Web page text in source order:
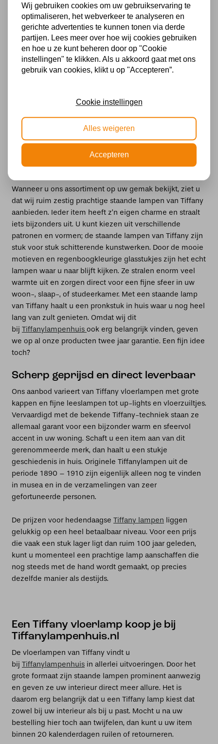
gemaakt en van zeer hoogstaand kwaliteit. Mocht u
naast een vloerlamp nog meer op het gebied van
verlichting willen aanschaffen, bekijk dan ook eens:
Tiffany hanglampen
Tiffany windlichten
Tiffany wandlampen
Groot assortiment aan Tiffany
Wanneer u ons assortiment op uw gemak bekijkt, ziet u
dat wij ruim zestig prachtige staande lampen van Tiffany
aanbieden. Ieder item heeft z’n eigen charme en straalt
iets bijzonders uit. U kunt kiezen uit verschillende
patronen en vormen; de staande lampen van Tiffany zijn
stuk voor stuk schitterende kunstwerken. Door de mooie
motieven en regenboogkleurige glasstukjes zijn het echt
lampen waar u naar blijft kijken. Ze stralen enorm veel
warmte uit en zorgen direct voor een fijne sfeer in uw
woon-, slaap-, of studeerkamer. Met een staande lamp
van Tiffany haalt u een pronkstuk in huis waar u nog heel
lang van zult genieten. Omdat wij dit
bij Tiffanylampenhuis ook erg belangrijk vinden, geven
we op al onze producten twee jaar garantie. Een fijn idee
toch?
Scherp geprijsd en direct leverbaar
Ons aanbod varieert van Tiffany vloerlampen met grote
kappen en fijne leeslampen tot up-lights en vloerzuiltjes.
Vervaardigd met de bekende Tiffany-techniek staan ze
allemaal garant voor een bijzonder warm en sfeervol
accent in uw woning. Schaft u een item aan van dit
gerenommeerde merk, dan haalt u een stukje
geschiedenis in huis. Originele Tiffanylampen uit de
periode 1890 – 1910 zijn eigenlijk alleen nog te vinden
in musea en in de verzamelingen van zeer
gefortuneerde personen.
De prijzen voor hedendaagse Tiffany lampen liggen
gelukkig op een heel betaalbaar niveau. Voor een prijs
die vaak een stuk lager ligt dan ruim 100 jaar geleden,
kunt u momenteel een prachtige lamp aanschaffen die
nog steeds met de hand wordt gemaakt, op precies
dezelfde manier als destijds.
Een Tiffany vloerlamp koop je bij
Tiffanylampenhuis.nl
De vloerlampen van Tiffany vindt u
bij Tiffanylampenhuis in allerlei uitvoeringen. Door het
grote formaat zijn staande lampen prominent aanwezig
en geven ze uw interieur direct meer allure. Het is
daarom erg belangrijk dat u een Tiffany lamp kiest dat
zowel bij uw interieur als bij u past. Mocht u na uw
bestelling hier toch aan twijfelen, dan kunt u uw item
binnen 20 kalenderdagen ruilen of retourneren.
Wij gebruiken cookies om uw gebruikservaring te
optimaliseren, het webverkeer te analyseren en
gerichte advertenties te kunnen tonen via derde
partijen. Lees meer over hoe wij cookies gebruiken
en hoe u ze kunt beheren door op "Cookie
instellingen" te klikken. Als u akkoord gaat met ons
gebruik van cookies, klikt u op "Accepteren”.
Cookie instellingen
Alles weigeren
Accepteren